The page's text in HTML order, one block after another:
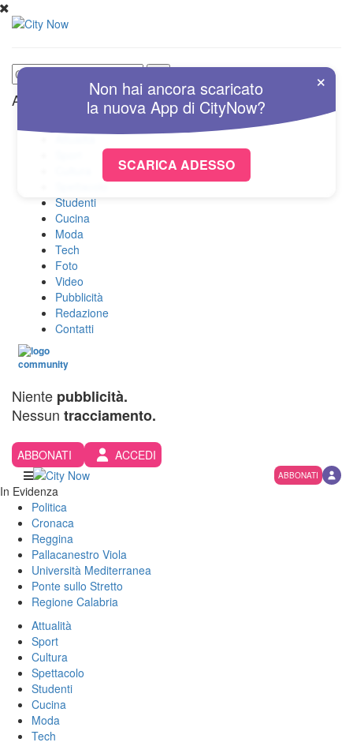
Altre Sezioni
Attualità
Spettacolo
Studenti
Cucina
Moda
Tech
Foto
Video
Pubblicità
Redazione
Contatti
Niente pubblicità.
Nessun tracciamento.
ABBONATI ACCEDI
ABBONATI
In Evidenza
Politica
Cronaca
Reggina
Pallacanestro Viola
Università Mediterranea
Ponte sullo Stretto
Regione Calabria
Attualità
Sport
Cultura
Spettacolo
Studenti
Cucina
Moda
Tech
×
Non hai ancora scaricato
la nuovaApp di CityNow?
SCARICA ADESSO